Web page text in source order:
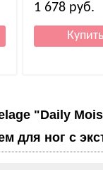
1 678 руб.
"Daily
для ног с